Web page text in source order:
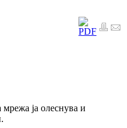
ја олеснува и